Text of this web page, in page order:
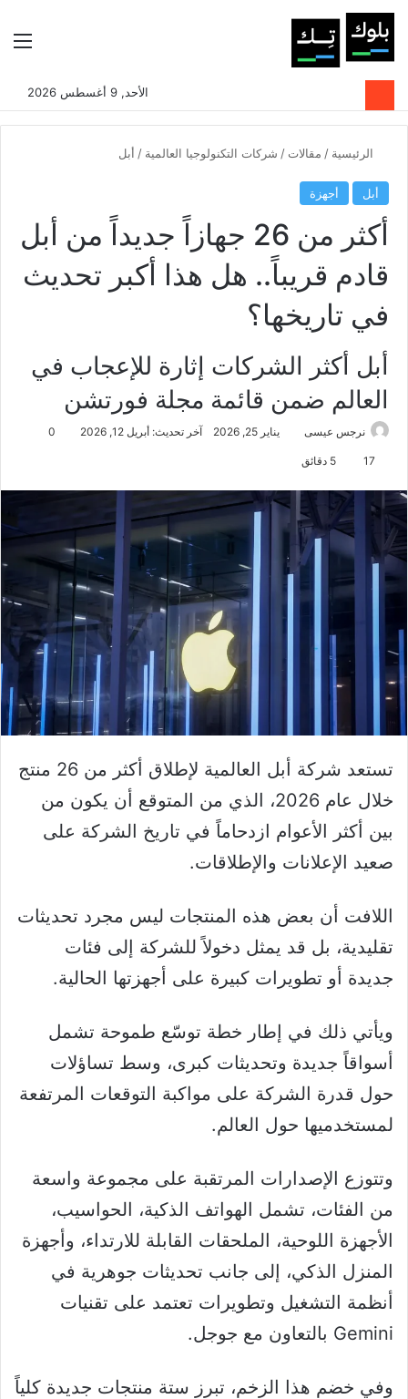
بحثالوضع
الأحد, 9 أغسطس 2026
الرئيسية / مقالات / شركات التكنولوجيا العالمية / أبل
أبل أجهزة
أكثر من 26 جهازاً جديداً من أبل
قادم قريباً.. هل هذا أكبر تحديث
في تاريخها؟
أبل أكثر الشركات إثارة للإعجاب في
العالم ضمن قائمة مجلة فورتشن
نرجس عيسى يناير 25, 2026 آخر تحديث: أبريل 12, 2026 0
17
تستعد شركة أبل العالمية لإطلاق أكثر من 26 منتج
خلال عام 2026، الذي من المتوقع أن يكون من
بين أكثر الأعوام ازدحاماً في تاريخ الشركة على
صعيد الإعلانات والإطلاقات.
اللافت أن بعض هذه المنتجات ليس مجرد تحديثات
تقليدية، بل قد يمثل دخولاً للشركة إلى فئات
جديدة أو تطويرات كبيرة على أجهزتها الحالية.
ويأتي ذلك في إطار خطة توسّع طموحة تشمل
أسواقاً جديدة وتحديثات كبرى، وسط تساؤلات
حول قدرة الشركة على مواكبة التوقعات المرتفعة
لمستخدميها حول العالم.
وتتوزع الإصدارات المرتقبة على مجموعة واسعة
من الفئات، تشمل الهواتف الذكية، الحواسيب،
الأجهزة اللوحية، الملحقات القابلة للارتداء، وأجهزة
المنزل الذكي، إلى جانب تحديثات جوهرية في
أنظمة التشغيل وتطويرات تعتمد على تقنيات
Gemini بالتعاون مع جوجل.
وفي خضم هذا الزخم، تبرز ستة منتجات جديدة كلياً